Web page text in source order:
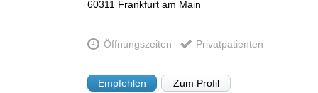
60311 Frankfurt am Main
Öffnungszeiten Privatpatienten
Empfehlen Zum Profil